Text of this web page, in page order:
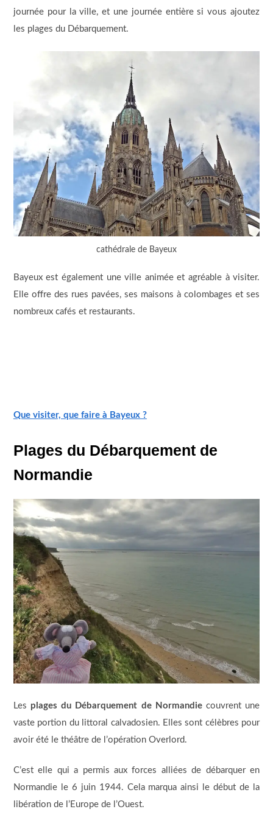
journée pour la ville, et une journée entière si vous ajoutez
les plages du Débarquement.
cathédrale de Bayeux
Bayeux est également une ville animée et agréable à visiter.
Elle offre des rues pavées, ses maisons à colombages et ses
nombreux cafés et restaurants.
Que visiter, que faire à Bayeux ?
Plages du Débarquement de
Normandie
Les plages du Débarquement de Normandiecouvrent une
vaste portion du littoral calvadosien. Elles sont célèbres pour
avoir été le théâtre de l’opération Overlord.
C’est elle qui a permis aux forces alliées de débarquer en
Normandie le 6 juin 1944. Cela marqua ainsi le début de la
libération de l’Europe de l’Ouest.